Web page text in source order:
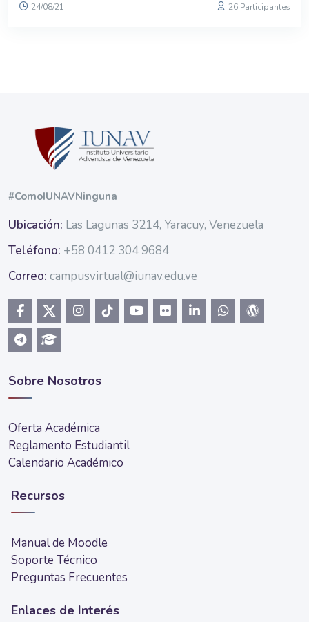
24/08/21 26 Participantes
#ComoIUNAVNinguna
Ubicación: Las Lagunas 3214, Yaracuy, Venezuela
Teléfono: +58 0412 304 9684
Correo: campusvirtual@iunav.edu.ve
Sobre Nosotros
Oferta Académica
Reglamento Estudiantil
Calendario Académico
Recursos
Manual de Moodle
Soporte Técnico
Preguntas Frecuentes
Enlaces de Interés